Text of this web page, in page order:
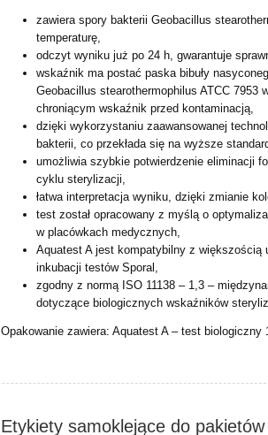
zawiera spory bakterii Geobacillus
temperaturę,
odczyt wyniku już po 24 h, gwarantuje
wskaźnik ma postać paska bibuły
Geobacillus stearothermophilus ATCC 7953
chroniącym wskaźnik przed kontaminacją,
dzięki wykorzystaniu zaawansowanej
bakterii, co przekłada się na wyższe
umożliwia szybkie potwierdzenie eliminacji
cyklu sterylizacji,
łatwa interpretacja wyniku, dzięki zmianie
test został opracowany z myślą o
w placówkach medycznych,
Aquatest A jest kompatybilny z większością
inkubacji testów Sporal,
zgodny z normą ISO 11138 – 1,3 –
dotyczące biologicznych wskaźników
Opakowanie zawiera: Aquatest A – test biologiczny
Etykiety samoklejące do